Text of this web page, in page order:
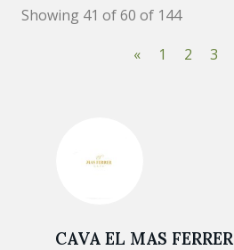
Showing 41 of 60 of 144
«
1 2 3
CAVA EL MAS FERRER